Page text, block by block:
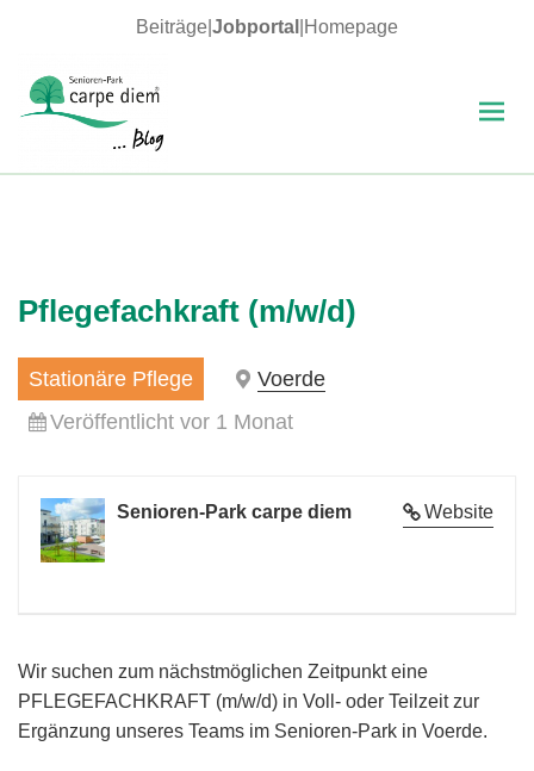
Beiträge Jobportal Homepage
Pflegefachkraft (m/w/d)
Stationäre Pflege
Voerde
Veröffentlicht vor 1 Monat
Website
Senioren-Park carpe diem
Wir suchen zum nächstmöglichen Zeitpunkt eine
PFLEGEFACHKRAFT (m/w/d) in Voll- oder Teilzeit zur
Ergänzung unseres Teams im Senioren-Park in Voerde.